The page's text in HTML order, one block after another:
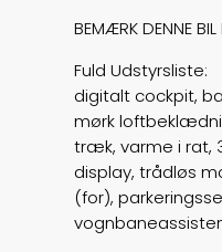
BEMÆRK DENNE
Fuld Udstyrsliste:
digitalt cockpit,
mørk
træk, varme i rat,
display, trådløs
(for),